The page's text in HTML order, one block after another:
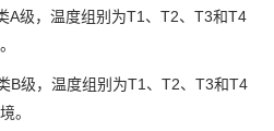
级，温度组别为T1、T2、T3和T4
级，温度组别为T1、T2、T3和T4
。